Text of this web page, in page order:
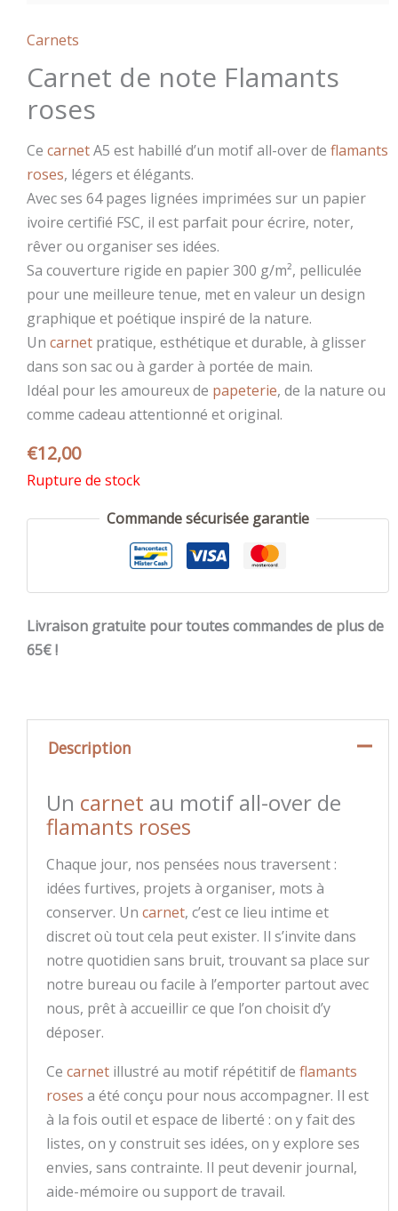
Carnets
Carnet de note Flamants
roses
Ce carnetA5 est habillé d’un motif all-over de flamants
roses, légers et élégants.
Avec ses 64 pages lignées imprimées sur un papier
ivoire certifié FSC, il est parfait pour écrire, noter,
rêver ou organiser ses idées.
Sa couverture rigide en papier 300 g/m², pelliculée
pour une meilleure tenue, met en valeur un design
graphique et poétique inspiré de la nature.
Un carnet pratique, esthétique et durable, à glisser
dans son sac ou à garder à portée de main.
Idéal pour les amoureux de papeterie, de la nature ou
comme cadeau attentionné et original.
€12,00
Rupture de stock
Commande sécurisée garantie
Livraison gratuite pour toutes commandes de plus de
65€ !
Description
Un carnet au motif all-over de
flamants roses
Chaque jour, nos pensées nous traversent :
idées furtives, projets à organiser, mots à
conserver. Un carnet, c’est ce lieu intime et
discret où tout cela peut exister. Il s’invite dans
notre quotidien sans bruit, trouvant sa place sur
notre bureau ou facile à l’emporter partout avec
nous, prêt à accueillir ce que l’on choisit d’y
déposer.
Ce carnetillustré au motif répétitif de flamants
roses a été conçu pour nous accompagner. Il est
à la fois outil et espace de liberté : on y fait des
listes, on y construit ses idées, on y explore ses
envies, sans contrainte. Il peut devenir journal,
aide-mémoire ou support de travail.